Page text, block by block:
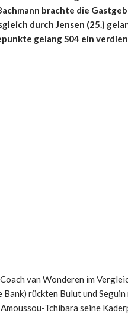
brachte die
durch Jensen (25.)
gelang S04 ein
van Wonderen im
rückten Bulut und
Tchibara seine